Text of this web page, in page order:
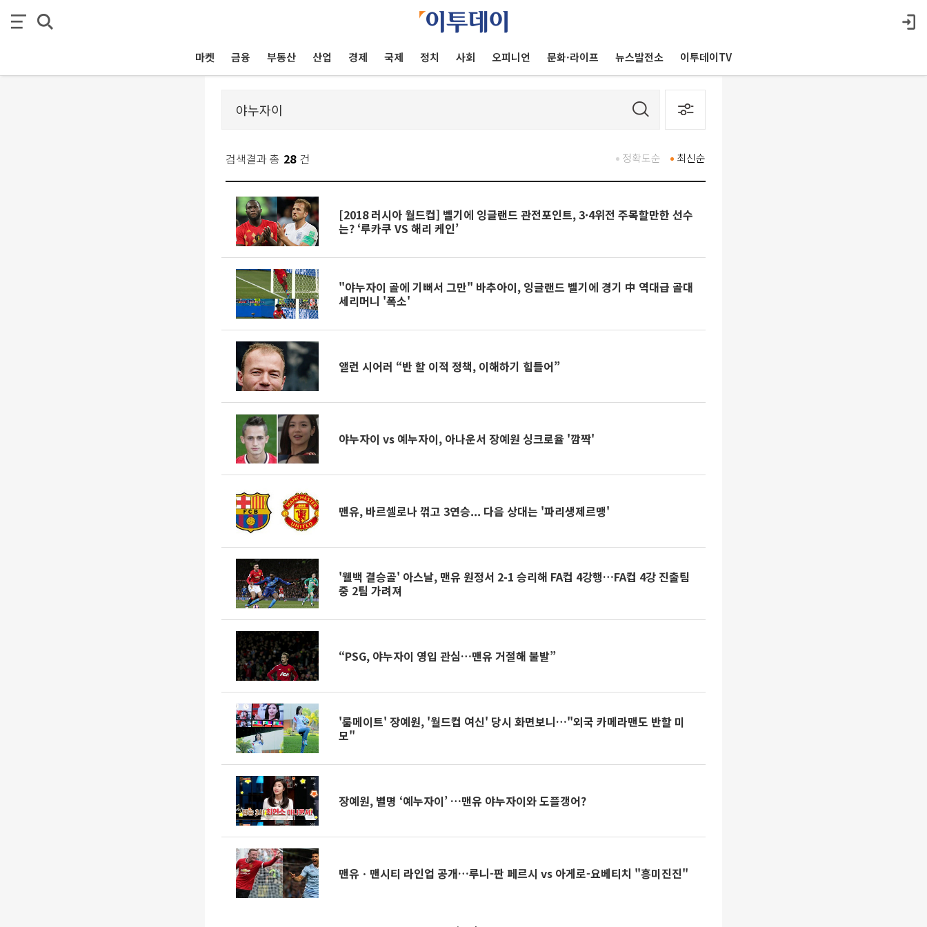
마켓 금융 부동산 산업 경제 국제 정치 사회 오피니언 문화·라이프 뉴스발전소 이투데이TV
검색결과 총 28 건 최신순
정확도순
[2018 러시아 월드컵] 벨기에 잉글랜드 관전포인트, 3·4위전 주목할만한 선수
는? ‘루카쿠 VS 해리 케인’
"야누자이 골에 기뻐서 그만" 바추아이, 잉글랜드 벨기에 경기 中 역대급 골대
세리머니 '폭소'
앨런 시어러 “반 할 이적 정책, 이해하기 힘들어”
야누자이 vs 예누자이, 아나운서 장예원 싱크로율 '깜짝'
맨유, 바르셀로나 꺾고 3연승... 다음 상대는 '파리생제르맹'
'웰백 결승골' 아스날, 맨유 원정서 2-1 승리해 FA컵 4강행…FA컵 4강 진출팀
중 2팀 가려져
“PSG, 야누자이 영입 관심…맨유 거절해 불발”
'룸메이트' 장예원, '월드컵 여신' 당시 화면보니…"외국 카메라맨도 반할 미
모"
장예원, 별명 ‘예누자이’ …맨유 야누자이와 도플갱어?
맨유ㆍ맨시티 라인업 공개…루니-판 페르시 vs 아게로-요베티치 "흥미진진"